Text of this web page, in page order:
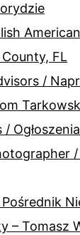
FL
/
– Tomasz